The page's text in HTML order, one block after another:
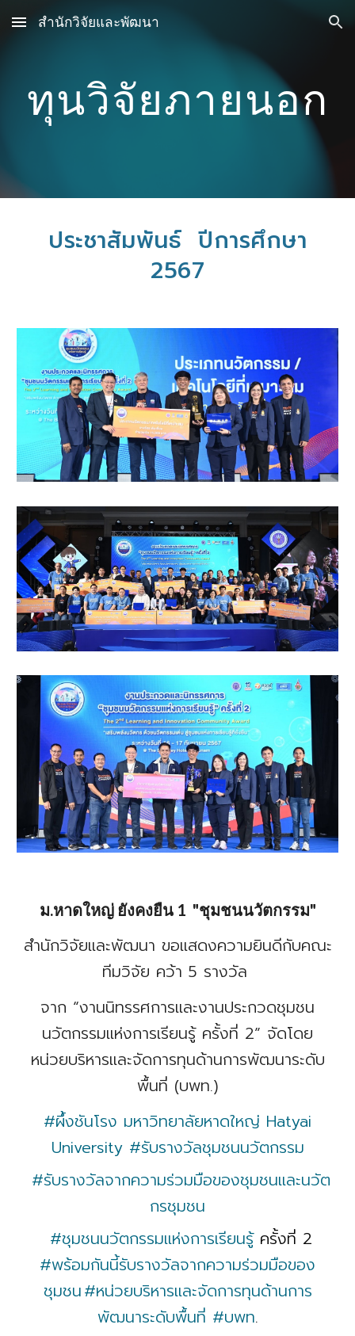
Skip to main content Skip to navigation
สำนักวิจัยและพัฒนา
ทุนวิจัยภายนอก
ประชาสัมพันธ์ ปีการศึกษา
2567
ม.หาดใหญ่ ยังคงยืน 1 "ชุมชนนวัตกรรม"
สำนักวิจัยและพัฒนา ขอแสดงความยินดีกับคณะ
ทีมวิจัย คว้า 5 รางวัล
จาก “งานนิทรรศการและงานประกวดชุมชน
นวัตกรรมแห่งการเรียนรู้ ครั้งที่ 2” จัดโดย
หน่วยบริหารและจัดการทุนด้านการพัฒนาระดับ
พื้นที่ (บพท.)
#ผึ้งชันโรง มหาวิทยาลัยหาดใหญ่ Hatyai
University #รับรางวัลชุมชนนวัตกรรม
#รับรางวัลจากความร่วมมือของชุมชนและนวัต
กรชุมชน
#ชุมชนนวัตกรรมแห่งการเรียนรู้ครั้งที่ 2
#พร้อมกันนี้รับรางวัลจากความร่วมมือของ
ชุมชน#หน่วยบริหารและจัดการทุนด้านการ
พัฒนาระดับพื้นที่ #บพท.